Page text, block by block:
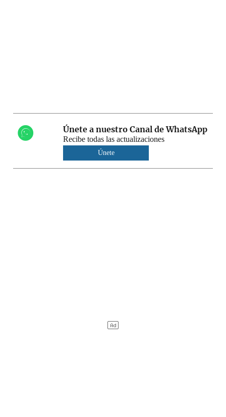
Únete a nuestro Canal de WhatsApp
Recibe todas las actualizaciones
Únete